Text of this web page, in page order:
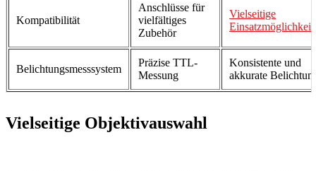
Kompatibilität
Anschlüsse für
vielfältiges
Zubehör
Vielseitige
Belichtungsmesssystem
Präzise TTL-
Messung
Konsistente und
akkurate
Vielseitige Objektivauswahl